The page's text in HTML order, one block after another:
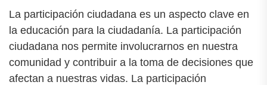
La participación ciudadana es un aspecto clave en
la educación para la ciudadanía. La participación
ciudadana nos permite involucrarnos en nuestra
comunidad y contribuir a la toma de decisiones que
afectan a nuestras vidas. La participación